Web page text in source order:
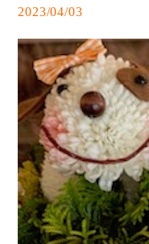
2023/04/03